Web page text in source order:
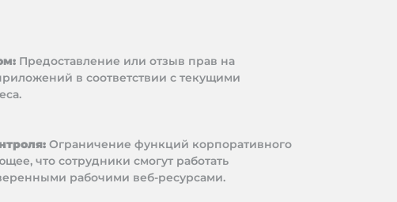
Предоставление или отзыв прав на
в соответствии с текущими
Ограничение функций корпоративного
что сотрудники смогут работать
рабочими веб-ресурсами.